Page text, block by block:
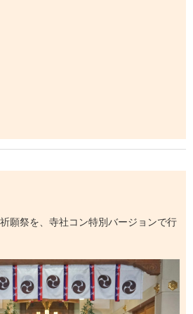
願祭を、寺社コン特別バージョンで行